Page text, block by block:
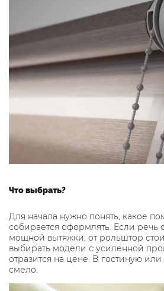
Что выбрать?
Для начала нужно понять, какое
собирается оформлять. Если речь
мощной вытяжки, от рольштор
выбирать модели с усиленной
отразится на цене. В гостиную
смело.